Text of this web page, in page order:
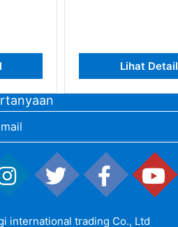
Lihat Detail
international trading Co., Ltd